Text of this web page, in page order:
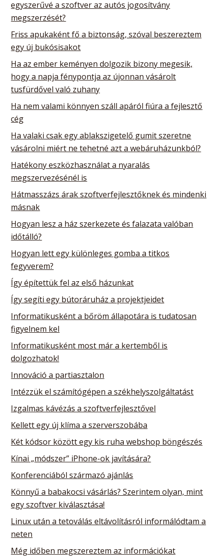
egyszerűvé a szoftver az autós jogosítvány
megszerzését?
Friss apukaként fő a biztonság, szóval beszereztem
egy új bukósisakot
Ha az ember keményen dolgozik bizony megesik,
hogy a napja fénypontja az újonnan vásárolt
tusfürdővel való zuhany
Ha nem valami könnyen száll apáról fiúra a fejlesztő
cég
Ha valaki csak egy ablakszigetelő gumit szeretne
vásárolni miért ne tehetné azt a webáruházunkból?
Hatékony eszközhasználat a nyaralás
megszervezésénél is
Hátmasszázs árak szoftverfejlesztőknek és mindenki
másnak
Hogyan lesz a ház szerkezete és falazata valóban
időtálló?
Hogyan lett egy különleges gomba a titkos
fegyverem?
Így építettük fel az első házunkat
Így segíti egy bútoráruház a projektjeidet
Informatikusként a bőröm állapotára is tudatosan
figyelnem kel
Informatikusként most már a kertemből is
dolgozhatok!
Innováció a partiasztalon
Intézzük el számítógépen a székhelyszolgáltatást
Izgalmas kávézás a szoftverfejlesztővel
Kellett egy új klíma a szerverszobába
Két kódsor között egy kis ruha webshop böngészés
Kínai „módszer” iPhone-ok javítására?
Konferenciából származó ajánlás
Könnyű a babakocsi vásárlás? Szerintem olyan, mint
egy szoftver kiválasztása!
Linux után a tetoválás eltávolításról informálódtam a
neten
Még időben megszereztem az információkat